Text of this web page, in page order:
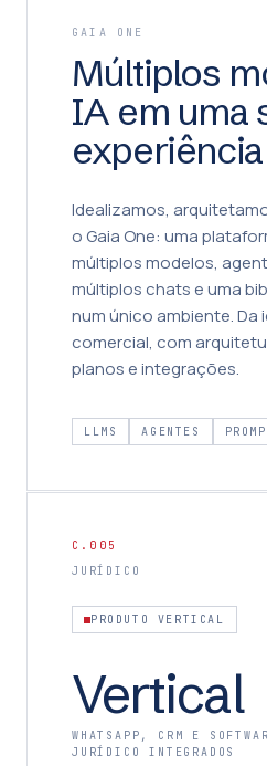
GAIA ONE
Múltiplos
IA em uma
experiência
Idealizamos,
o Gaia One: uma
múltiplos modelos,
múltiplos chats e uma
num único ambiente. Da
comercial, com
planos e integrações.
LLMS AGENTES
C.005
JURÍDICO
PRODUTO VERTICAL
Vertical
WHATSAPP, CRM E
JURÍDICO INTEGRADOS